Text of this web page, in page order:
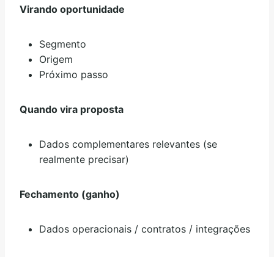
Virando oportunidade
Segmento
Origem
Próximo passo
Quando vira proposta
Dados complementares relevantes (se
realmente precisar)
Fechamento (ganho)
Dados operacionais / contratos / integrações